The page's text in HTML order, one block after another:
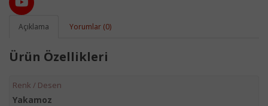
Açıklama Yorumlar (0)
Ürün Özellikleri
Renk / Desen
Yakamoz